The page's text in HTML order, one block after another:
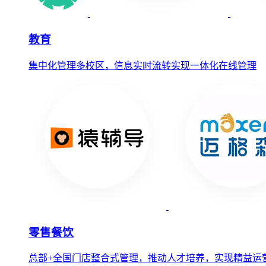
教育
集中化管理多校区，信息实时流转实现一体化在线管理
零售餐饮
总部+全国门店整合式管理，推动人才培养，实现精益运